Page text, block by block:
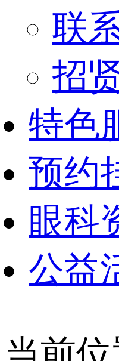
联
招
特色
预约
眼科
公益